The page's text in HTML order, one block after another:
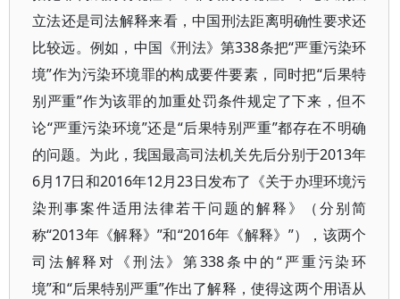
立法还是司法解释来看，中国刑法距离明确性要求还
比较远。例如，中国《刑法》第338条把“严重污染环
境”作为污染环境罪的构成要件要素，同时把“后果特
别严重”作为该罪的加重处罚条件规定了下来，但不
论“严重污染环境”还是“后果特别严重”都存在不明确
的问题。为此，我国最高司法机关先后分别于2013年
6月17日和2016年12月23日发布了《关于办理环境污
染刑事案件适用法律若干问题的解释》（分别简
称“2013年《解释》”和“2016年《解释》”），该两个
司法解释对《刑法》第338条中的“严重污染环
境”和“后果特别严重”作出了解释，使得这两个用语从